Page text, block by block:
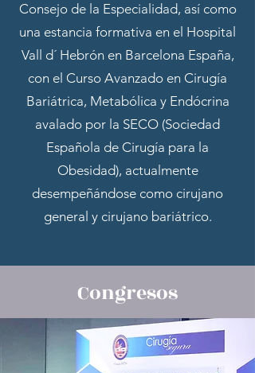
Consejo de la Especialidad, así como
una estancia formativa en el Hospital
Vall d´ Hebrón en Barcelona España,
con el Curso Avanzado en Cirugía
Bariátrica, Metabólica y Endócrina
avalado por la SECO (Sociedad
Española de Cirugía para la
Obesidad), actualmente
desempeñándose como cirujano
general y cirujano bariátrico.
Congresos